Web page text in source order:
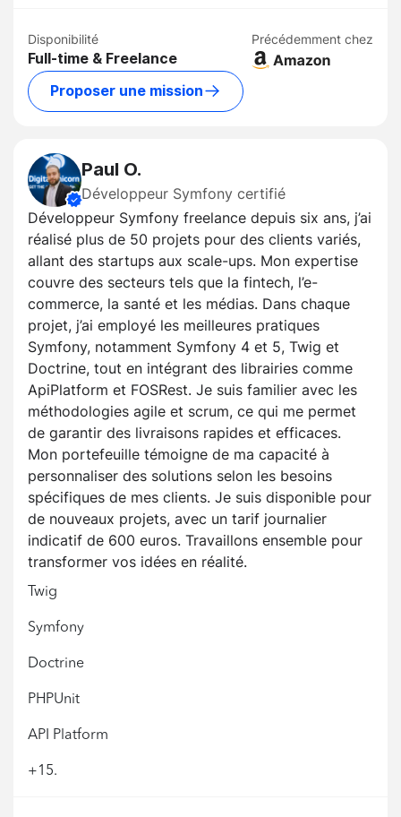
Disponibilité
Full-time & Freelance
Précédemment chez
Proposer une mission
Paul O.
Développeur Symfony certifié
Développeur Symfony freelance depuis six ans, j’ai
réalisé plus de 50 projets pour des clients variés,
allant des startups aux scale-ups. Mon expertise
couvre des secteurs tels que la fintech, l’e-
commerce, la santé et les médias. Dans chaque
projet, j’ai employé les meilleures pratiques
Symfony, notamment Symfony 4 et 5, Twig et
Doctrine, tout en intégrant des librairies comme
ApiPlatform et FOSRest. Je suis familier avec les
méthodologies agile et scrum, ce qui me permet
de garantir des livraisons rapides et efficaces.
Mon portefeuille témoigne de ma capacité à
personnaliser des solutions selon les besoins
spécifiques de mes clients. Je suis disponible pour
de nouveaux projets, avec un tarif journalier
indicatif de 600 euros. Travaillons ensemble pour
transformer vos idées en réalité.
Twig
Symfony
Doctrine
PHPUnit
API Platform
+15.